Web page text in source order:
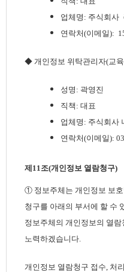
업체명: 주식회사
연락처(이메일):
◆ 개인정보 위탁관리자(교
성명: 곽영진
직책: 대표
업체명: 주식회사
연락처(이메일):
제11조(개인정보 열람청구)
① 정보주체는 개인정보 보
청구를 아래의 부서에 할 수
정보주체의 개인정보의 열
노력하겠습니다.
개인정보 열람청구 접수, 처